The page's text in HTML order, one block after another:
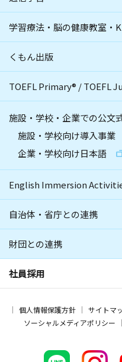
学習療法・脳の健康教室・
くもん出版
TOEFL Primary® /TOEFL
施設・学校・企業での公文
施設・学校向け導入事業
企業・学校向け日本語
English Immersion
自治体・省庁との連携
財団との連携
社員採用
個人情報保護方針 サイトマ
ソーシャルメディアポリシー